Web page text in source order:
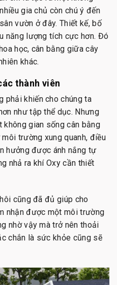
gia chủ còn chú ý đến
vườn ở đây. Thiết kế, bố
năng lượng tích cực hơn. Đó
học, cân bằng giữa cây
khác.
thành viên
phải khiến cho chúng ta
như tập thể dục. Nhưng
không gian sống cân bằng
trường xung quanh, điều
hưởng được ánh nắng tự
nhả ra khí Oxy cần thiết
cũng đã đủ giúp cho
nhận được một môi trường
nhờ vậy mà trở nên thoải
chắn là sức khỏe cũng sẽ